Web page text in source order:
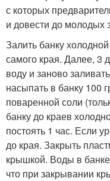
с которых
и довести до молодых
Залить банку
самого края. Далее, 3
воду и заново
насыпать в банку 100
поваренной соли
банку до краев
постоять 1 час. Если
до края. Закрыть
крышкой. Воды в
что при закрывании